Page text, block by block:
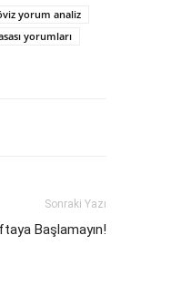
yorum analiz
yorumları
Sonraki Yazı
Başlamayın!